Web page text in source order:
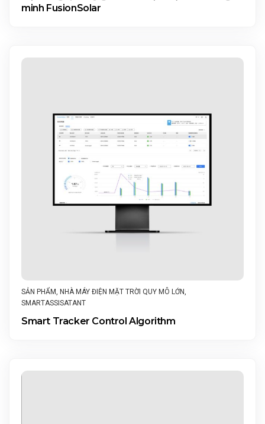
minh FusionSolar
SẢN PHẨM, NHÀ MÁY ĐIỆN MẶT TRỜI QUY MÔ LỚN,
SMARTASSISATANT
Smart Tracker Control Algorithm